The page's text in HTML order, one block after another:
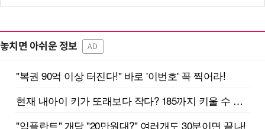
놓치면 아쉬운 정보 AD